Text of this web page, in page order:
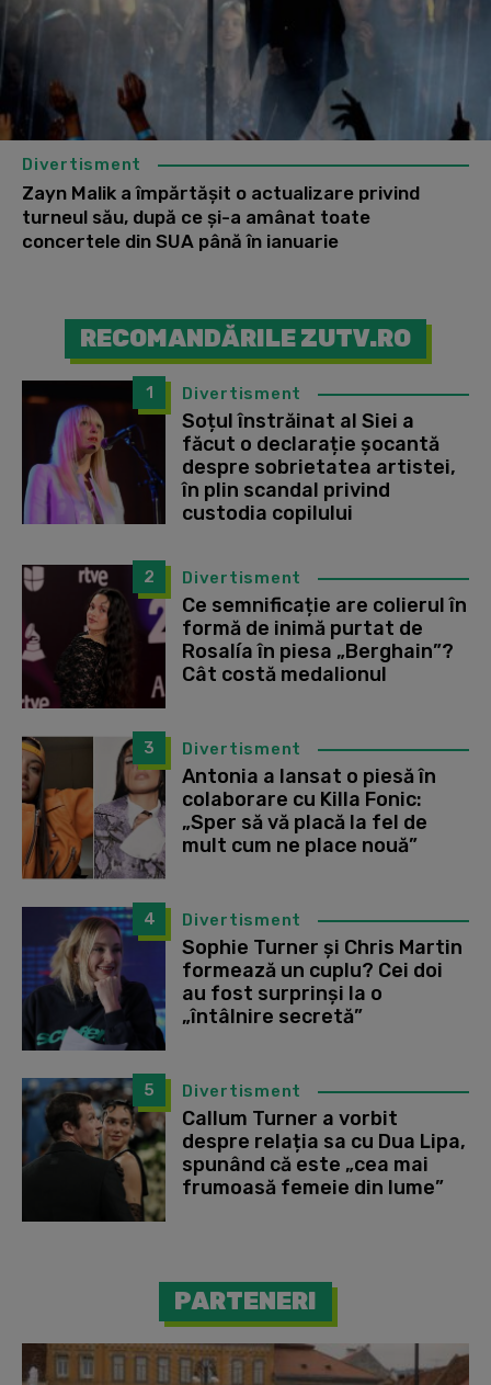
Divertisment
Zayn Malik a împărtășit o actualizare privind
turneul său, după ce și-a amânat toate
concertele din SUA până în ianuarie
RECOMANDĂRILE ZUTV.RO
1 Divertisment
Soțul înstrăinat al Siei a
făcut o declarație șocantă
despre sobrietatea artistei,
în plin scandal privind
custodia copilului
2 Divertisment
Ce semnificație are colierul în
formă de inimă purtat de
Rosalía în piesa „Berghain”?
Cât costă medalionul
3 Divertisment
Antonia a lansat o piesă în
colaborare cu Killa Fonic:
„Sper să vă placă la fel de
mult cum ne place nouă”
4 Divertisment
Sophie Turner și Chris Martin
formează un cuplu? Cei doi
au fost surprinși la o
„întâlnire secretă”
5 Divertisment
Callum Turner a vorbit
despre relația sa cu Dua Lipa,
spunând că este „cea mai
frumoasă femeie din lume”
PARTENERI